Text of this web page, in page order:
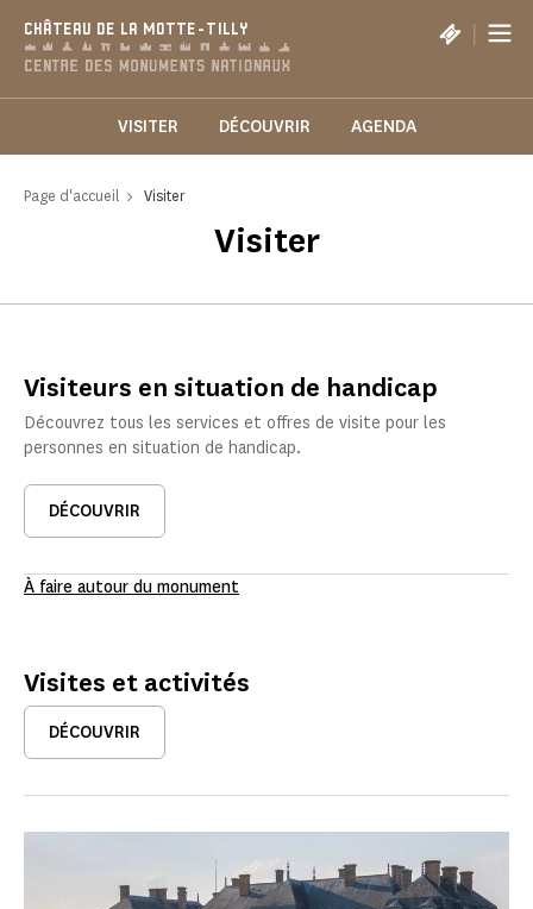
CHÂTEAU DE LA MOTTE-TILLY |
VISITER DÉCOUVRIR AGENDA
Page d'accueil Visiter
Visiter
Visiteurs en situation de handicap
Découvrez tous les services et offres de visite pour les
personnes en situation de handicap.
DÉCOUVRIR
À faire autour du monument
Visites et activités
DÉCOUVRIR